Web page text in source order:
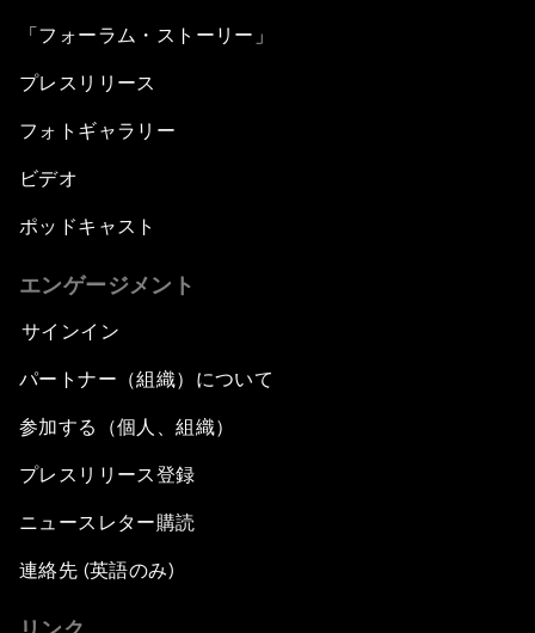
「フォーラム・ストーリー」
プレスリリース
フォトギャラリー
ビデオ
ポッドキャスト
エンゲージメント
サインイン
パートナー（組織）について
参加する（個人、組織）
プレスリリース登録
ニュースレター購読
連絡先 (英語のみ)